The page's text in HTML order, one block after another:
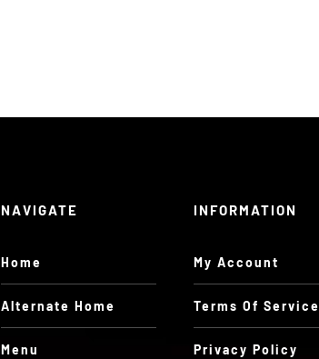
NAVIGATE
Home
Alternate Home
Menu
INFORMATION
My Account
Terms Of Service
Privacy Policy